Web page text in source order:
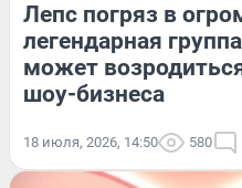
Лепс погряз в
легендарная
может
шоу-бизнеса
18 июля, 2026, 14:50 580